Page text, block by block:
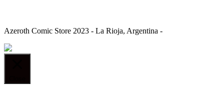
Azeroth Comic Store 2023 - La Rioja, Argentina -